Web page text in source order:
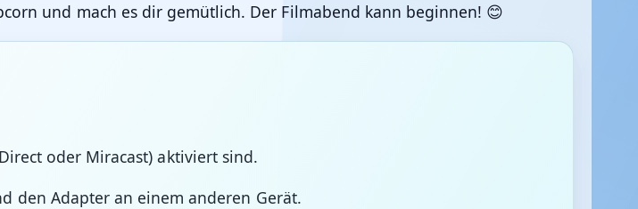
und mach es dir gemütlich. Der Filmabend kann beginnen! 😊
oder Miracast) aktiviert sind.
den Adapter an einem anderen Gerät.